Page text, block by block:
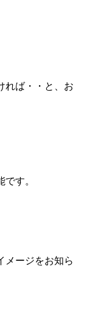
れば・・と、お
す。
メージをお知ら